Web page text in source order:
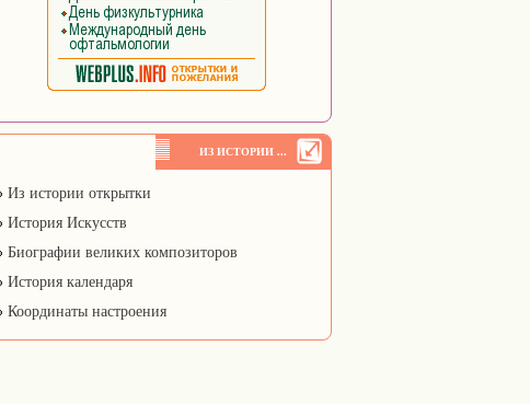
ИЗ ИСТОРИИ ...
Из истории открытки
История Искусств
Биографии великих композиторов
История календаря
Координаты настроения